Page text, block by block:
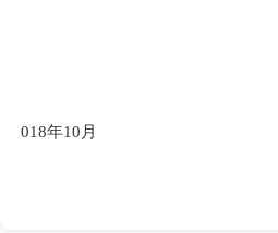
018年10 月